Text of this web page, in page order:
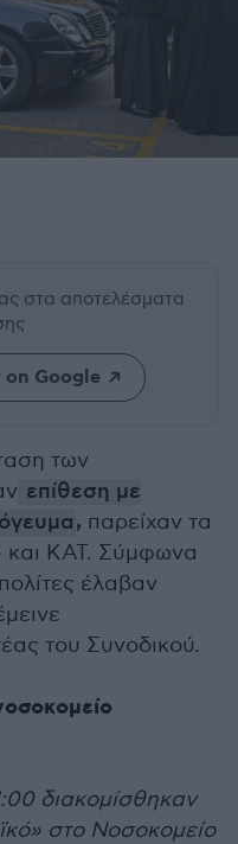
στα αποτελέσματα
Google
των
επίθεση με
, παρείχαν τα
και ΚΑΤ. Σύμφωνα
έλαβαν
του Συνοδικού.
διακομίσθηκαν
στο Νοσοκομείο